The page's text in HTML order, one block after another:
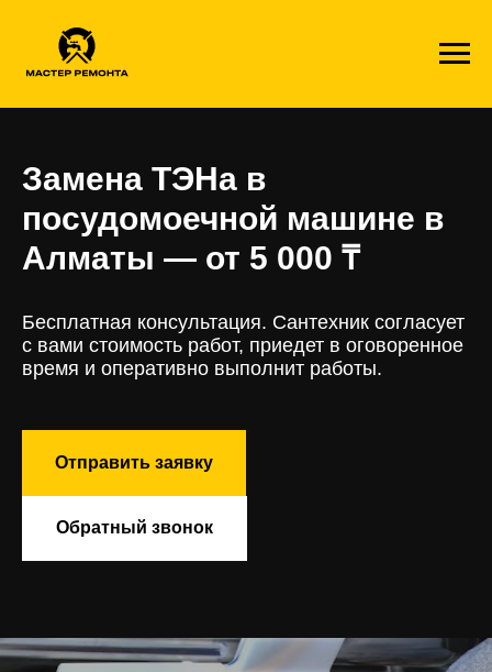
Замена ТЭНа в
посудомоечной машине в
Алматы — от 5 000 ₸
Бесплатная консультация. Сантехник согласует
с вами стоимость работ, приедет в оговоренное
время и оперативно выполнит работы.
Отправить заявку
Обратный звонок